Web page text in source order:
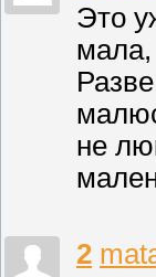
Это
мала,
не
2